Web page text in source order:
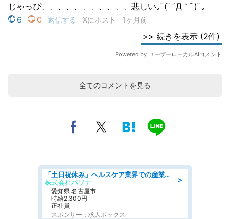
全てのコメントを見る
＞
「土日祝休み」ヘルスケア業界での産業保健師業務/看護師/高時給/未経験OK/要資格:正看護師
株式会社パソナ
愛知県 名古屋市
時給2,300円
正社員
スポンサー：求人ボックス